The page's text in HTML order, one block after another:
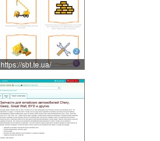
https://sbt.te.ua/